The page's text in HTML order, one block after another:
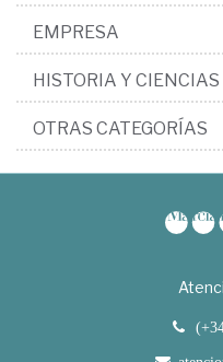
EMPRESA
HISTORIA Y
OTRAS CATEGORÍAS